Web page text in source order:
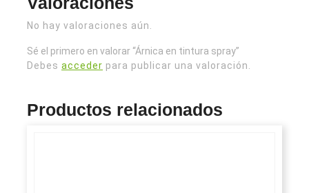
No hay valoraciones aún.
Sé el primero en valorar “Árnica en tintura spray”
Debes acceder para publicar una valoración.
Productos relacionados